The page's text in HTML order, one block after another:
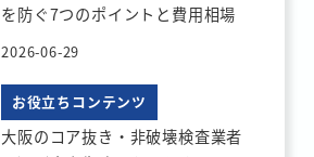
を防ぐ7つのポイントと費用相場
2026-06-29
お役立ちコンテンツ
大阪のコア抜き・非破壊検査業者